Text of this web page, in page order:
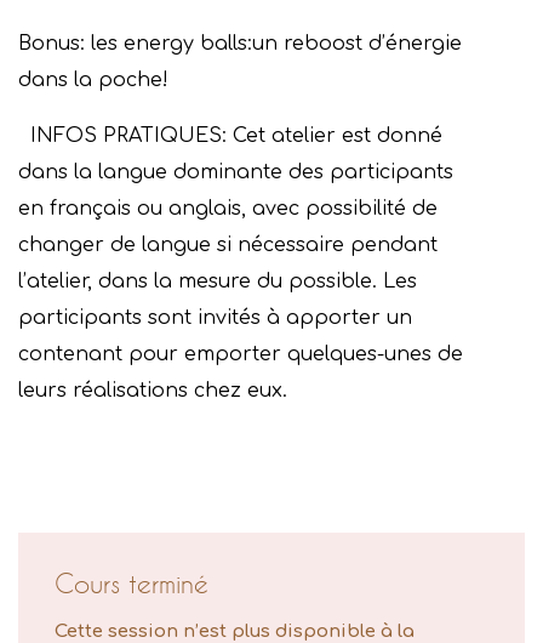
Bonus: les energy balls:un reboost d’énergie
dans la poche!
INFOS PRATIQUES: Cet atelier est donné
dans la langue dominante des participants
en français ou anglais, avec possibilité de
changer de langue si nécessaire pendant
l’atelier, dans la mesure du possible. Les
participants sont invités à apporter un
contenant pour emporter quelques-unes de
leurs réalisations chez eux.
Cours terminé
Cette session n’est plus disponible à la